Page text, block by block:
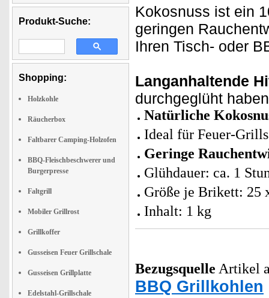
Produkt-Suche:
Shopping:
Holzkohle
Räucherbox
Faltbarer Camping-Holzofen
BBQ-Fleischbeschwerer und
Burgerpresse
Faltgrill
Mobiler Grillrost
Grillkoffer
Gusseisen Feuer Grillschale
Gusseisen Grillplatte
Edelstahl-Grillschale
Kokosnuss ist ein
geringen
Ihren Tisch- oder
Langanhaltende
durchgeglüht
Natürliche
Ideal für Feuer-
Geringe
Glühdauer: ca. 1
Größe je Brikett: 25
Inhalt: 1 kg
Bezugsquelle Artikel
BBQ Grillkohlen